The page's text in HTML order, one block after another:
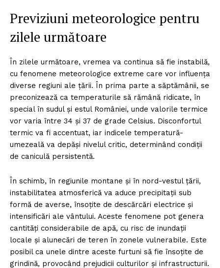
Previziuni meteorologice pentru
zilele următoare
În zilele următoare, vremea va continua să fie instabilă,
cu fenomene meteorologice extreme care vor influența
diverse regiuni ale țării. În prima parte a săptămânii, se
preconizează ca temperaturile să rămână ridicate, în
special în sudul și estul României, unde valorile termice
vor varia între 34 și 37 de grade Celsius. Disconfortul
termic va fi accentuat, iar indicele temperatură-
umezeală va depăși nivelul critic, determinând condiții
de caniculă persistentă.
În schimb, în regiunile montane și în nord-vestul țării,
instabilitatea atmosferică va aduce precipitații sub
formă de averse, însoțite de descărcări electrice și
intensificări ale vântului. Aceste fenomene pot genera
cantități considerabile de apă, cu risc de inundații
locale și alunecări de teren în zonele vulnerabile. Este
posibil ca unele dintre aceste furtuni să fie însoțite de
grindină, provocând prejudicii culturilor și infrastructurii.